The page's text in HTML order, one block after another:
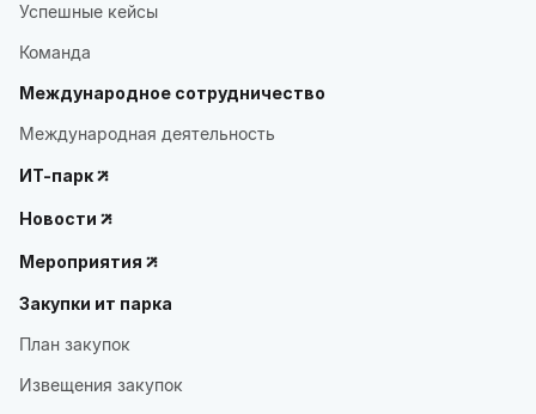
Успешные кейсы
Команда
Международное сотрудничество
Международная деятельность
ИТ-парк
Новости
Мероприятия
Закупки ит парка
План закупок
Извещения закупок